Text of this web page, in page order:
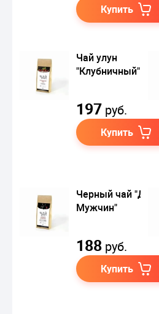
Купить
Чай улун
"Клубничный"
197 руб.
Купить
Черный чай "Для
Мужчин"
188 руб.
Купить